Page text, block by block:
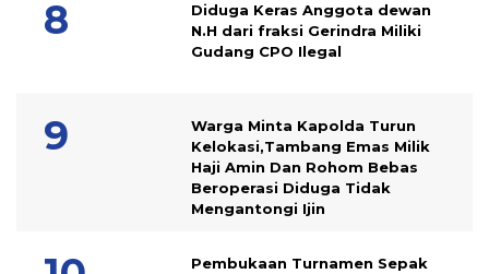
Diduga Keras Anggota dewan
N.H dari fraksi Gerindra Miliki
Gudang CPO Ilegal
Warga Minta Kapolda Turun
Kelokasi,Tambang Emas Milik
Haji Amin Dan Rohom Bebas
Beroperasi Diduga Tidak
Mengantongi Ijin
Pembukaan Turnamen Sepak